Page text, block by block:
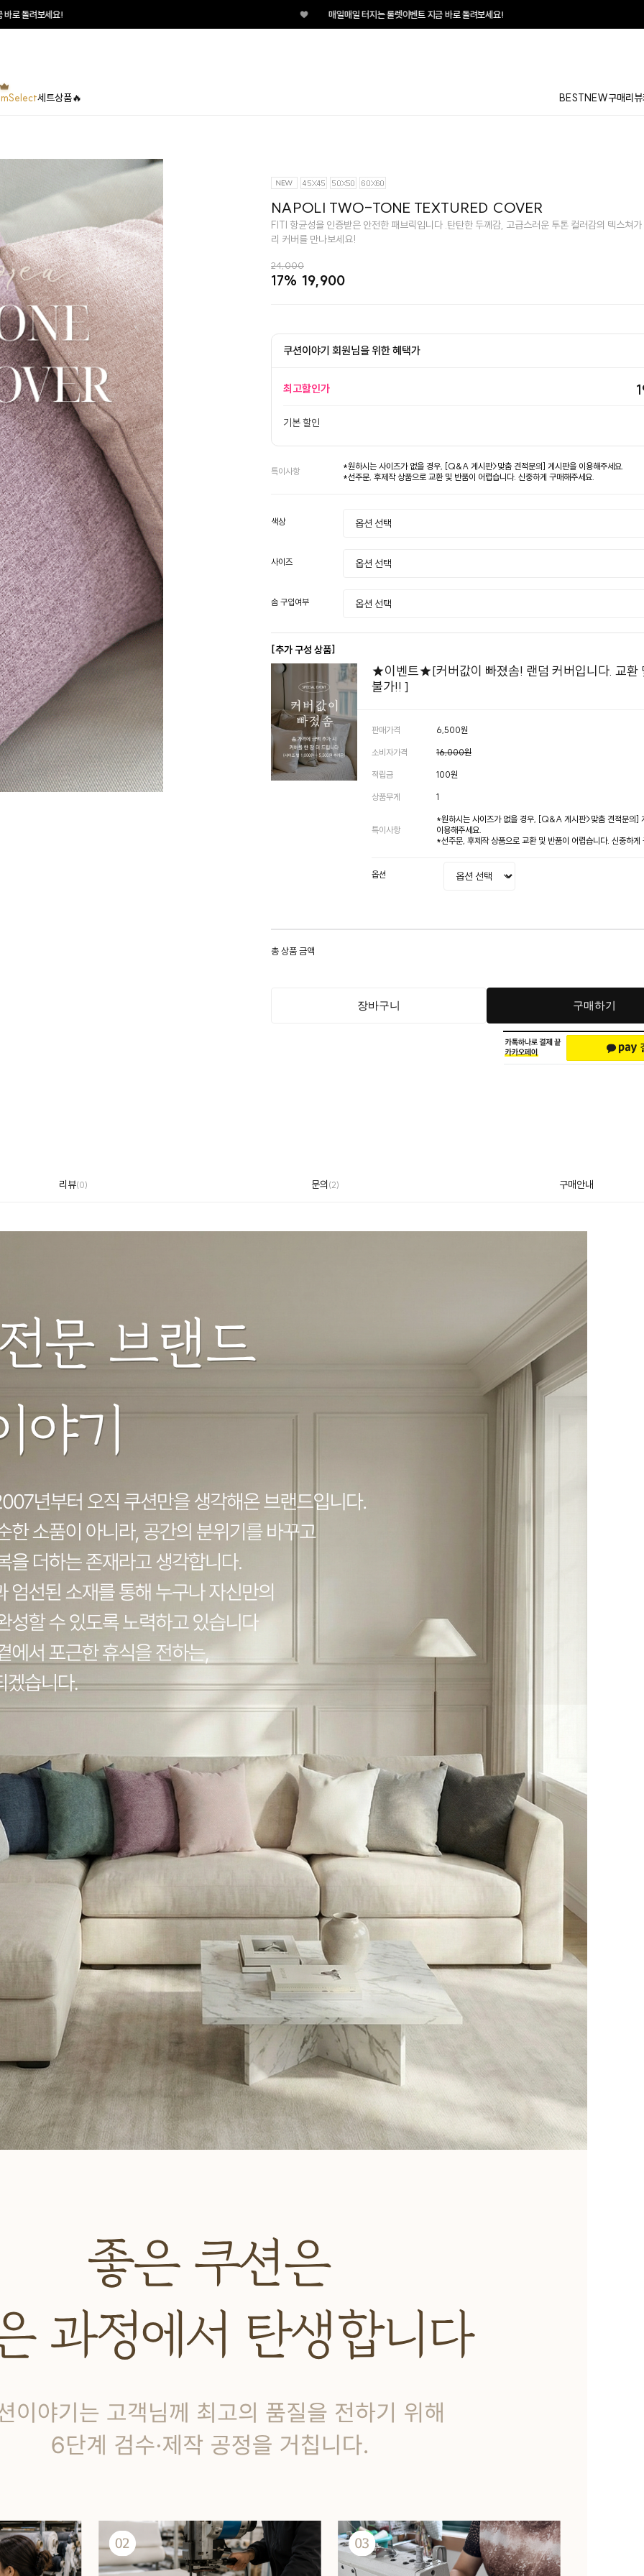
매일매일 터지는 룰렛이벤트 지금 바로 돌려보세요!
세트상품🔥 BESTNEW구매리뷰
NAPOLI TWO-TONE TEXTURED COVER
FITI 항균성을 인증받은 안전한 패브릭입니다 .탄탄한 두께감, 고급스러운 투톤 컬러감의 텍스쳐
리 커버를 만나보세요!
24,000
17% 19,900
쿠션이야기 회원님을 위한 혜택가
최고할인가
기본 할인
특이사항
*원하시는 사이즈가 없을 경우, [Q&A 게시판>맞춤 견적문의] 게시판을 이용해주세요.
*선주문, 후제작 상품으로 교환 및 반품이 어렵습니다. 신중하게 구매해주세요.
색상
사이즈
솜 구입여부
[추가 구성 상품]
★이벤트★[커버값이 빠졌솜! 랜덤 커버입니다. 교환
불가!! ]
판매가격 6,500원
소비자가격 16,000원
적립금 100원
상품무게 1
특이사항
*원하시는 사이즈가 없을 경우, [Q&A 게시판>맞춤 견적문의]
이용해주세요.
*선주문, 후제작 상품으로 교환 및 반품이 어렵습니다. 신중하게
옵션
총 상품 금액
장바구니 구매하기
리뷰(0) 문의 (2) 구매안내